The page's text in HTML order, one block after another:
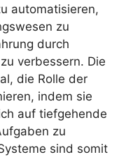
automatisieren,
zu
durch
verbessern. Die
die Rolle der
indem sie
auf tiefgehende
zu
sind somit